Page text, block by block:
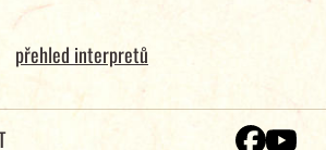
přehled interpretů